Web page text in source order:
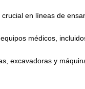
en líneas de
médicos,
excavadoras y